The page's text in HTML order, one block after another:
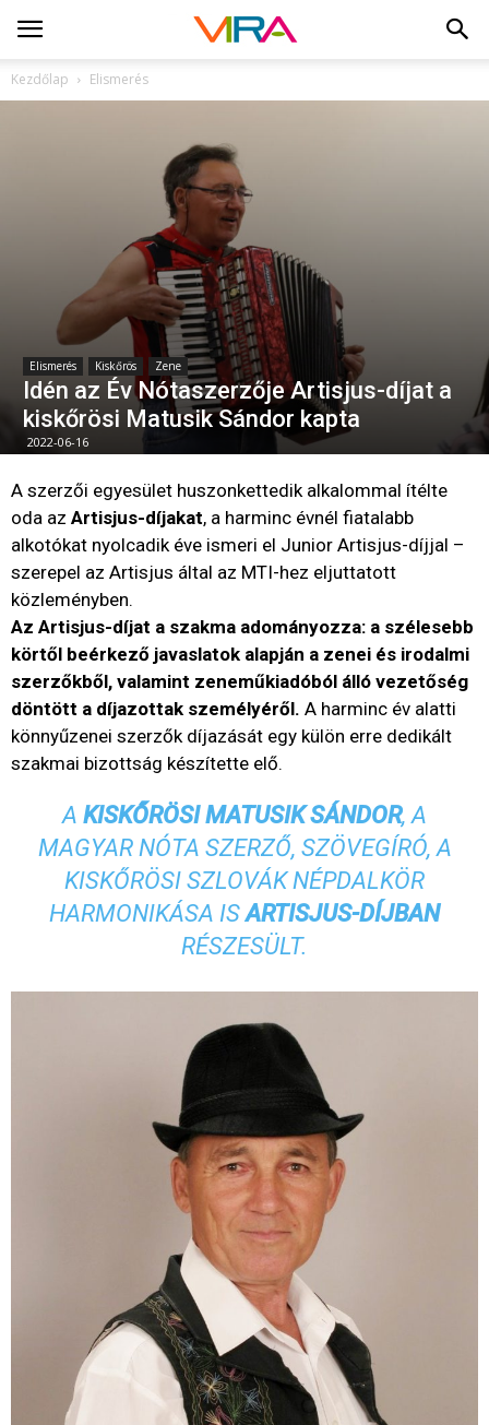
Kezdőlap Elismerés
Elismerés Kiskőrös Zene
Idén az Év Nótaszerzője Artisjus-díjat a
kiskőrösi Matusik Sándor kapta
2022-06-16
A szerzői egyesület huszonkettedik alkalommal ítélte
oda az Artisjus-díjakat, a harminc évnél fiatalabb
alkotókat nyolcadik éve ismeri el Junior Artisjus-díjjal –
szerepel az Artisjus által az MTI-hez eljuttatott
közleményben.
Az Artisjus-díjat a szakma adományozza: a szélesebb
körtől beérkező javaslatok alapján a zenei és irodalmi
szerzőkből, valamint zeneműkiadóból álló vezetőség
döntött a díjazottak személyéről. A harminc év alatti
könnyűzenei szerzők díjazását egy külön erre dedikált
szakmai bizottság készítette elő.
A KISKŐRÖSI MATUSIK SÁNDOR, A
MAGYAR NÓTA SZERZŐ, SZÖVEGÍRÓ, A
KISKŐRÖSI SZLOVÁK NÉPDALKÖR
HARMONIKÁSA ISARTISJUS-DÍJBAN
RÉSZESÜLT.